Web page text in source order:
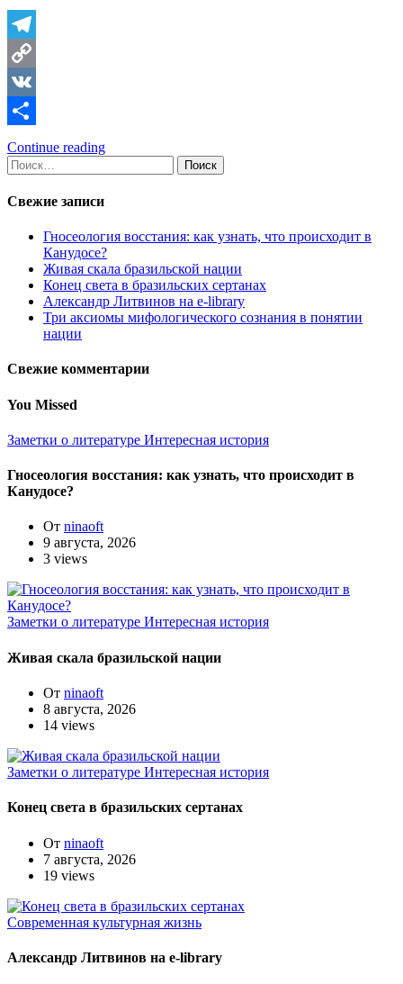
Telegram
Copy
Link
VK
Отправить
Continue reading
Найти:
Свежие записи
Гносеология восстания: как узнать, что происходит в
Канудосе?
Живая скала бразильской нации
Конец света в бразильских сертанах
Александр Литвинов на e-library
Три аксиомы мифологического сознания в понятии
нации
Свежие комментарии
You Missed
Заметки о литературе Интересная история
Гносеология восстания: как узнать, что происходит в
Канудосе?
От ninaoft
9 августа, 2026
3 views
Заметки о литературе Интересная история
Живая скала бразильской нации
От ninaoft
8 августа, 2026
14 views
Заметки о литературе Интересная история
Конец света в бразильских сертанах
От ninaoft
7 августа, 2026
19 views
Современная культурная жизнь
Александр Литвинов на e-library